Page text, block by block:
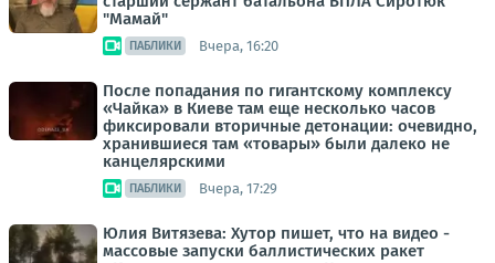
"Мамай"
ПАБЛИКИ Вчера, 16:20
После попадания по гигантскому комплексу
«Чайка» в Киеве там еще несколько часов
фиксировали вторичные детонации: очевидно,
хранившиеся там «товары» были далеко не
канцелярскими
ПАБЛИКИ Вчера, 17:29
Юлия Витязева: Хутор пишет, что на видео -
массовые запуски баллистических ракет